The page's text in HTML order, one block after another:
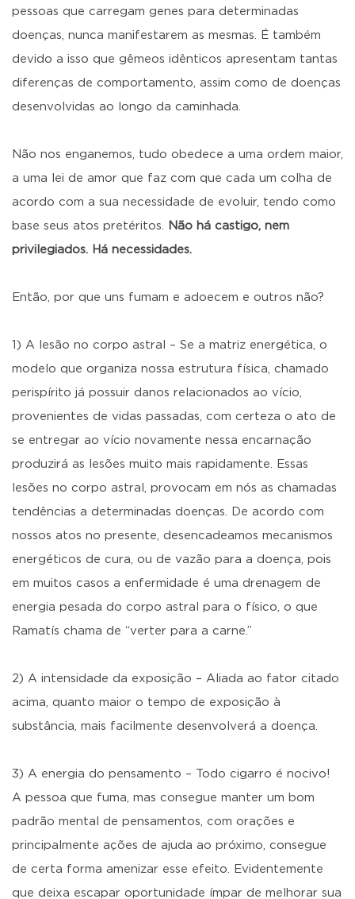
pessoas que carregam genes para determinadas
doenças, nunca manifestarem as mesmas. É também
devido a isso que gêmeos idênticos apresentam tantas
diferenças de comportamento, assim como de doenças
desenvolvidas ao longo da caminhada.
Não nos enganemos, tudo obedece a uma ordem maior,
a uma lei de amor que faz com que cada um colha de
acordo com a sua necessidade de evoluir, tendo como
base seus atos pretéritos. Não há castigo, nem
privilegiados. Há necessidades.
Então, por que uns fumam e adoecem e outros não?
1) A lesão no corpo astral – Se a matriz energética, o
modelo que organiza nossa estrutura física, chamado
perispírito já possuir danos relacionados ao vício,
provenientes de vidas passadas, com certeza o ato de
se entregar ao vício novamente nessa encarnação
produzirá as lesões muito mais rapidamente. Essas
lesões no corpo astral, provocam em nós as chamadas
tendências a determinadas doenças. De acordo com
nossos atos no presente, desencadeamos mecanismos
energéticos de cura, ou de vazão para a doença, pois
em muitos casos a enfermidade é uma drenagem de
energia pesada do corpo astral para o físico, o que
Ramatís chama de “verter para a carne.”
2) A intensidade da exposição – Aliada ao fator citado
acima, quanto maior o tempo de exposição à
substância, mais facilmente desenvolverá a doença.
3) A energia do pensamento – Todo cigarro é nocivo!
A pessoa que fuma, mas consegue manter um bom
padrão mental de pensamentos, com orações e
principalmente ações de ajuda ao próximo, consegue
de certa forma amenizar esse efeito. Evidentemente
que deixa escapar oportunidade ímpar de melhorar sua